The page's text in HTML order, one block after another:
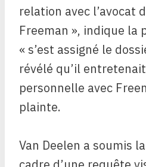
relation avec l’avocat
Freeman », indique la
« s’est assigné le
révélé qu’il
personnelle avec
plainte.
Van Deelen a soumis